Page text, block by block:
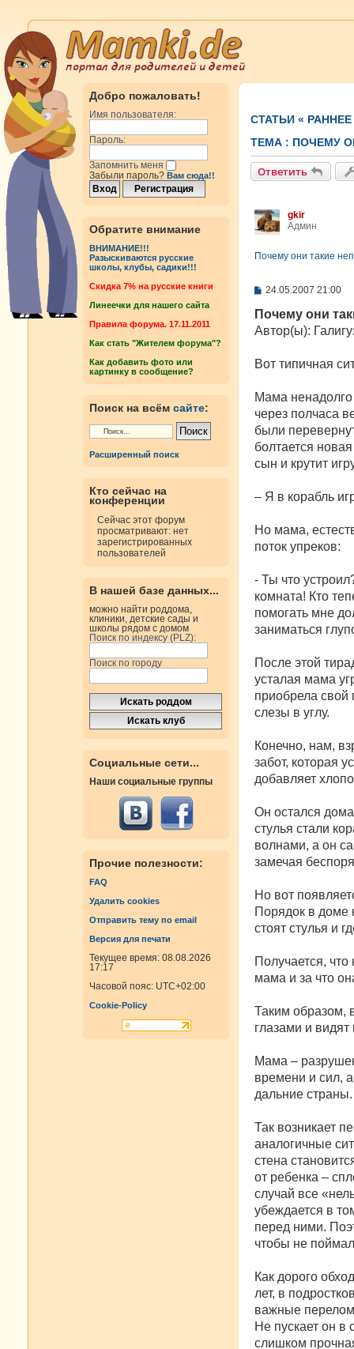
Добро пожаловать!
Имя пользователя:
Пароль:
Запомнить меня
Забыли пароль? Вам сюда!!
Обратите внимание
ВНИМАНИЕ!!!
Разыскиваются русские
школы, клубы, садики!!!
Cкидка 7% на русские книги
Линеечки для нашего сайта
Правила форума. 17.11.2011
Как стать "Жителем форума"?
Как добавить фото или
картинку в сообщение?
Поиск на всём сайте:
Расширенный поиск
Кто сейчас на
конференции
Сейчас этот форум
просматривают: нет
зарегистрированных
пользователей
В нашей базе данных...
можно найти роддома,
клиники, детские сады и
школы рядом с домом
Поиск по индексу (PLZ):
Поиск по городу
Социальные сети...
Наши социальные группы
Прочие полезности:
FAQ
Удалить cookies
Отправить тему по email
Версия для печати
Текущее время: 08.08.2026
17:17
Часовой пояс: UTC+02:00
Cookie-Policy
СТАТЬИ «
ТЕМА : ПОЧЕМУ
Ответить
gkir
Админ
Почему они такие
С
о
щ
и
24.05.2007 21:00
Почему они
Автор(ы):
Вот типичная
Мама
через полчаса
были
болтается
сын и крутит
– Я в корабль
Но мама,
поток упреков:
- Ты что
комната! Кто
помогать мне
заниматься
После этой
усталая мама
приобрела
слезы в углу.
Конечно, нам,
забот, которая
добавляет
Он остался
стулья стали
волнами, а он
замечая
Но вот
Порядок в доме
стоят стулья и
Получается,
мама и за что
Таким образом,
глазами и
Мама –
времени и сил,
дальние страны.
Так возникает
аналогичные
стена
от ребенка –
случай все
убеждается в
перед ними.
чтобы не
Как дорого
лет, в
важные
Не пускает он
слишком